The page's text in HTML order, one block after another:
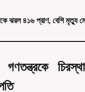
ঝরল ৪১৬ প্রাণ, বেশি মৃত্যু